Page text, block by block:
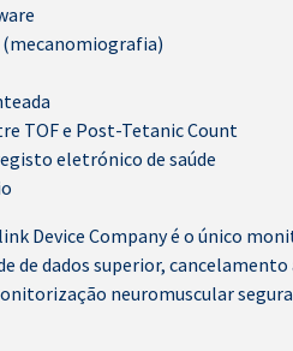
(mecanomiografia)
TOF e Post-Tetanic Count
eletrónico de saúde
Device Company é o único
de dados superior,
neuromuscular